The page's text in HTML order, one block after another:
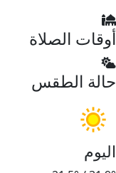
أوقات الصلاة
حالة الطقس
اليوم